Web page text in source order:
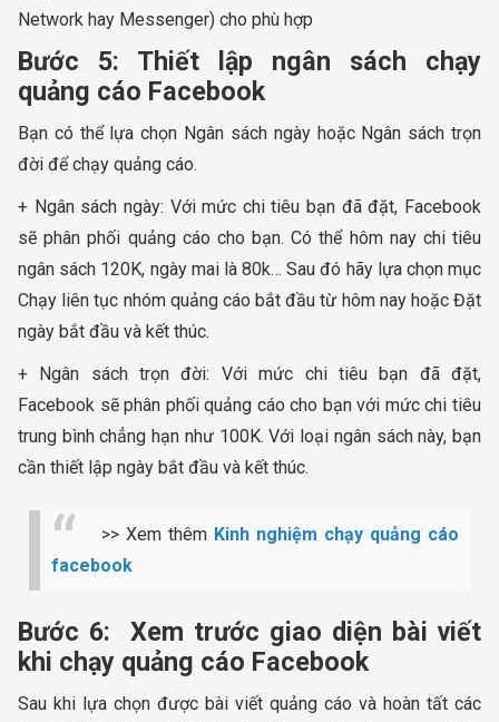
Network hay Messenger) cho phù hợp
Bước 5: Thiết lập ngân sách chạy
quảng cáo Facebook
Bạn có thể lựa chọn Ngân sách ngày hoặc Ngân sách trọn
đời để chạy quảng cáo.
+ Ngân sách ngày: Với mức chi tiêu bạn đã đặt, Facebook
sẽ phân phối quảng cáo cho bạn. Có thể hôm nay chi tiêu
ngân sách 120K, ngày mai là 80k… Sau đó hãy lựa chọn mục
Chạy liên tục nhóm quảng cáo bắt đầu từ hôm nay hoặc Đặt
ngày bắt đầu và kết thúc.
+ Ngân sách trọn đời: Với mức chi tiêu bạn đã đặt,
Facebook sẽ phân phối quảng cáo cho bạn với mức chi tiêu
trung bình chẳng hạn như 100K. Với loại ngân sách này, bạn
cần thiết lập ngày bắt đầu và kết thúc.
>> Xem thêm Kinh nghiệm chạy quảng cáo
facebook
Bước 6: Xem trước giao diện bài viết
khi chạy quảng cáo Facebook
Sau khi lựa chọn được bài viết quảng cáo và hoàn tất các